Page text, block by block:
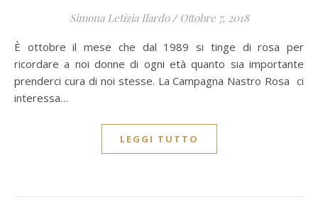
Simona Letizia Ilardo / Ottobre 7, 2018
È ottobre il mese che dal 1989 si tinge di rosa per
ricordare a noi donne di ogni età quanto sia importante
prenderci cura di noi stesse. La Campagna Nastro Rosa ci
interessa…
LEGGI TUTTO